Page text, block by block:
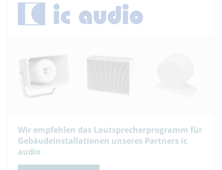
Wir empfehlen das Lautsprecherprogramm für
Gebäudeinstallationen unseres Partners ic
audio